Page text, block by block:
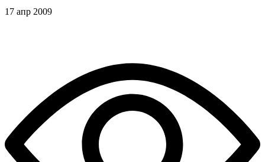
17 апр 2009